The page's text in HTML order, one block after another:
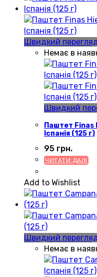
Швидкий
Немає в
Швидкий
Паштет Finas
Іспанія (125 г)
95 грн.
ЧИТАТИ ДАЛІ
Add to Wishlist
Швидкий
Немає в